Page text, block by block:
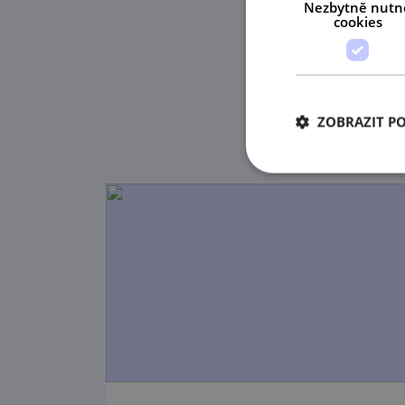
Nezbytně
cookies
ZOBRAZIT